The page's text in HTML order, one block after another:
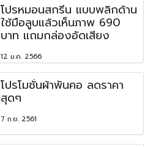
โปรหมอนสกรีน แบบพลิกด้าน
ใช้มือลูบแล้วเห็นภาพ 690
บาท แถมกล่องอัดเสียง
12 ม.ค. 2566
โปรโมชั่นผ้าพันคอ ลดราคา
สุดๆ
7 ก.ย. 2561